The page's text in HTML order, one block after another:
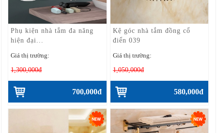
Phụ kiện nhà tắm đa năng
hiện đại...
Giá thị trường:
1,300,000đ
700,000đ
Kệ góc nhà tắm đồng cổ
điển 039
Giá thị trường:
1,050,000đ
580,000đ